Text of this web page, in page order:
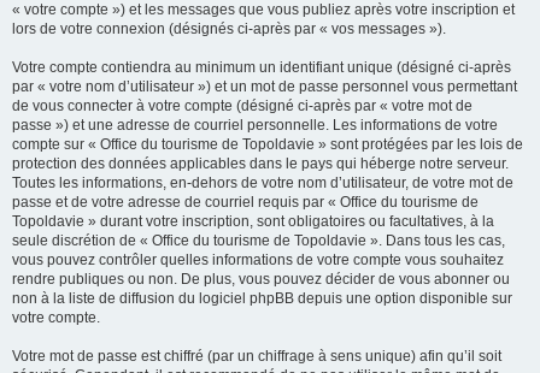
« votre compte ») et les messages que vous publiez après votre inscription et
lors de votre connexion (désignés ci-après par « vos messages »).
Votre compte contiendra au minimum un identifiant unique (désigné ci-après
par « votre nom d’utilisateur ») et un mot de passe personnel vous permettant
de vous connecter à votre compte (désigné ci-après par « votre mot de
passe ») et une adresse de courriel personnelle. Les informations de votre
compte sur « Office du tourisme de Topoldavie » sont protégées par les lois de
protection des données applicables dans le pays qui héberge notre serveur.
Toutes les informations, en-dehors de votre nom d’utilisateur, de votre mot de
passe et de votre adresse de courriel requis par « Office du tourisme de
Topoldavie » durant votre inscription, sont obligatoires ou facultatives, à la
seule discrétion de « Office du tourisme de Topoldavie ». Dans tous les cas,
vous pouvez contrôler quelles informations de votre compte vous souhaitez
rendre publiques ou non. De plus, vous pouvez décider de vous abonner ou
non à la liste de diffusion du logiciel phpBB depuis une option disponible sur
votre compte.
Votre mot de passe est chiffré (par un chiffrage à sens unique) afin qu’il soit